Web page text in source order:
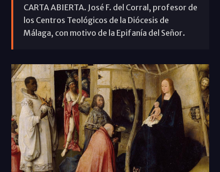
CARTA ABIERTA. José F. del Corral, profesor de
los Centros Teológicos de la Diócesis de
Málaga, con motivo de la Epifanía del Señor.